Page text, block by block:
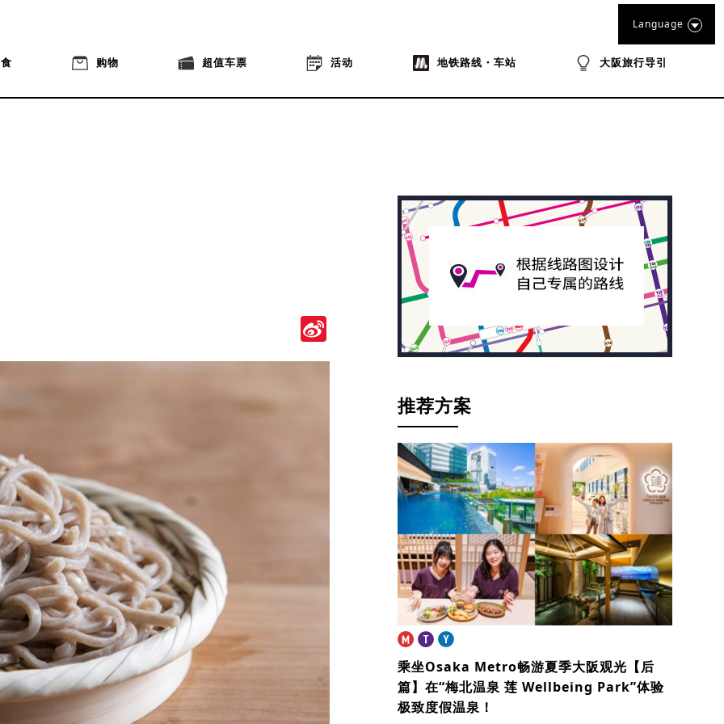
购物 超值车票 活动 地铁路线・车站 大阪旅行导引
Language
Weibo
推荐方案
乘坐Osaka Metro畅游夏季大阪观光【后
篇】在“梅北温泉 莲 Wellbeing Park”体验
极致度假温泉！